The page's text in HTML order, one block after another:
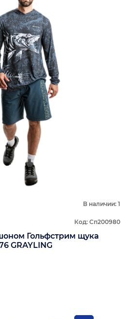
В наличии: 1
Код: Сп200980
Гольфстрим щука
GRAYLING